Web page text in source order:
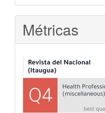
Métricas